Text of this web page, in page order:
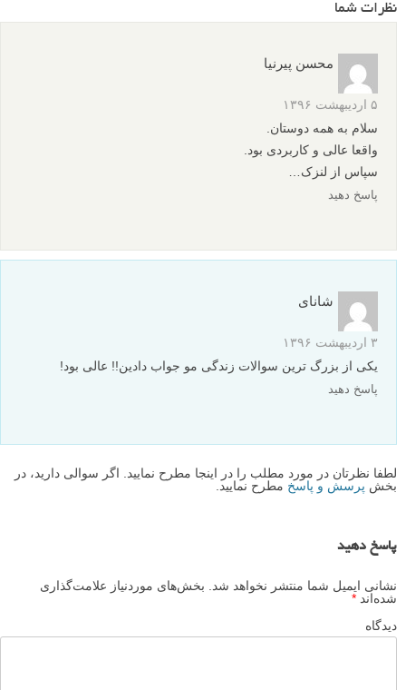
نظرات شما
محسن پیرنیا
۵ اردیبهشت ۱۳۹۶
سلام به همه دوستان.
واقعا عالی و کاربردی بود.
سپاس از لنزک…
پاسخ دهید
شانای
۳ اردیبهشت ۱۳۹۶
یکی از بزرگ ترین سوالات زندگی مو جواب دادین!! عالی بود!
پاسخ دهید
لطفا نظرتان در مورد مطلب را در اینجا مطرح نمایید. اگر سوالی دارید، در
بخش پرسش و پاسخ مطرح نمایید.
پاسخ دهید
نشانی ایمیل شما منتشر نخواهد شد. بخش‌های موردنیاز علامت‌گذاری
شده‌اند *
دیدگاه